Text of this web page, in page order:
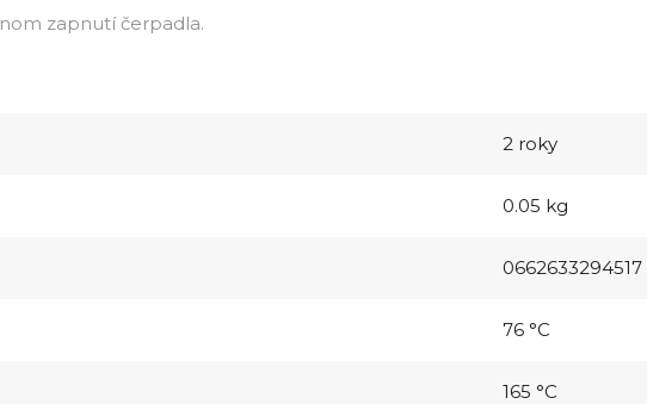
zapnutí čerpadla.
2 roky
0.05 kg
0662633294517
76 °C
165 °C